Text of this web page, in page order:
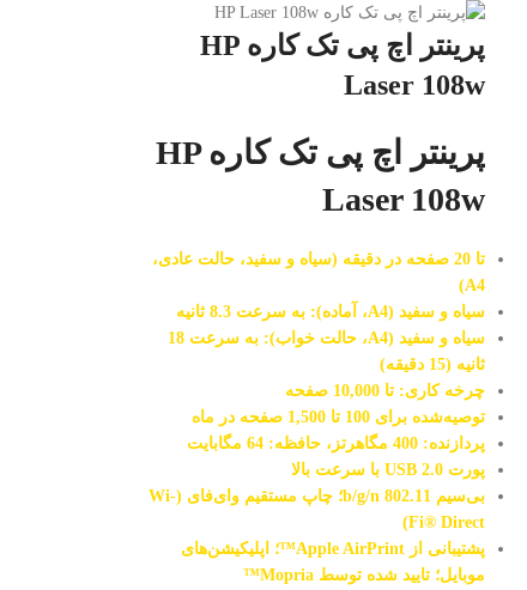
پرینتر اچ پی تک کاره HP
Laser 108w
پرینتر اچ پی تک کاره HP
Laser 108w
تا 20 صفحه در دقیقه (سیاه و سفید، حالت عادی،
A4)
سیاه و سفید (A4، آماده): به سرعت 8.3 ثانیه
سیاه و سفید (A4، حالت خواب): به سرعت 18
ثانیه (15 دقیقه)
چرخه کاری: تا 10,000 صفحه
توصیه‌شده برای 100 تا 1,500 صفحه در ماه
پردازنده: 400 مگاهرتز، حافظه: 64 مگابایت
پورت USB 2.0 با سرعت بالا
بی‌سیم 802.11 b/g/n؛ چاپ مستقیم وای‌فای (Wi-
Fi® Direct)
پشتیبانی از Apple AirPrint™؛ اپلیکیشن‌های
موبایل؛ تایید شده توسط Mopria™